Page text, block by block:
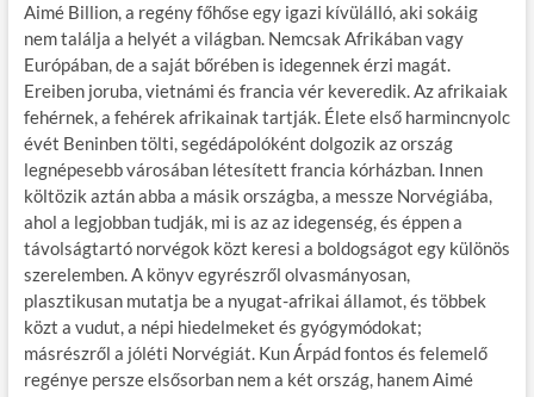
Aimé Billion, a regény főhőse egy igazi kívülálló, aki sokáig
nem találja a helyét a világban. Nemcsak Afrikában vagy
Európában, de a saját bőrében is idegennek érzi magát.
Ereiben joruba, vietnámi és francia vér keveredik. Az afrikaiak
fehérnek, a fehérek afrikainak tartják. Élete első harmincnyolc
évét Beninben tölti, segédápolóként dolgozik az ország
legnépesebb városában létesített francia kórházban. Innen
költözik aztán abba a másik országba, a messze Norvégiába,
ahol a legjobban tudják, mi is az az idegenség, és éppen a
távolságtartó norvégok közt keresi a boldogságot egy különös
szerelemben. A könyv egyrészről olvasmányosan,
plasztikusan mutatja be a nyugat-afrikai államot, és többek
közt a vudut, a népi hiedelmeket és gyógymódokat;
másrészről a jóléti Norvégiát. Kun Árpád fontos és felemelő
regénye persze elsősorban nem a két ország, hanem Aimé